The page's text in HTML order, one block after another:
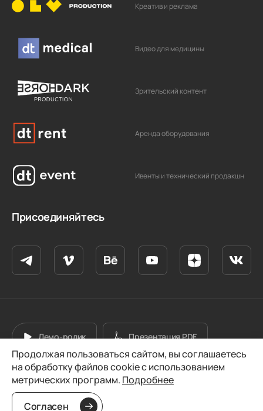
Креатив и реклама
Видео для медицины
Зрительский контент
Аренда оборудования
Ивенты и технический продакшн
Присоединяйтесь
Демо-ролик Презентация PDF
© 2026 dt group. Все права защищены.
Разработано
Продолжая пользоваться сайтом, вы соглашаетесь
на обработку файлов cookie с использованием
метрических программ. Подробнее
Согласен